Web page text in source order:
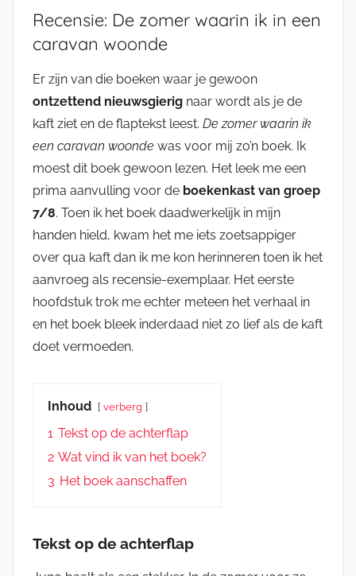
Recensie: De zomer waarin ik in een
caravan woonde
Er zijn van die boeken waar je gewoon
ontzettend nieuwsgierig naar wordt als je de
kaft ziet en de flaptekst leest. De zomer waarin ik
een caravan woonde was voor mij zo’n boek. Ik
moest dit boek gewoon lezen. Het leek me een
prima aanvulling voor de boekenkast van groep
7/8. Toen ik het boek daadwerkelijk in mijn
handen hield, kwam het me iets zoetsappiger
over qua kaft dan ik me kon herinneren toen ik het
aanvroeg als recensie-exemplaar. Het eerste
hoofdstuk trok me echter meteen het verhaal in
en het boek bleek inderdaad niet zo lief als de kaft
doet vermoeden.
Inhoud verberg
1 Tekst op de achterflap
2 Wat vind ik van het boek?
3 Het boek aanschaffen
Tekst op de achterflap